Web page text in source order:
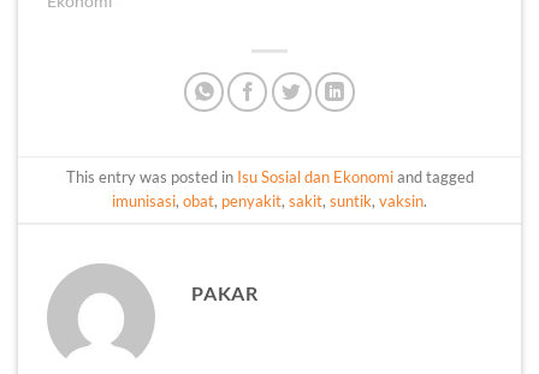
This entry was posted in Isu Sosial dan Ekonomiand tagged
imunisasi, obat, penyakit, sakit, suntik, vaksin.
PAKAR